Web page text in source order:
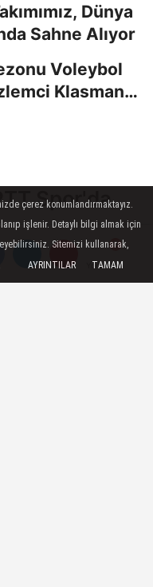
Yorumlar
Dünya
Sahne Alıyor
Voleybol
Klasman
Spor'da
PTT
Fırıncıoğlu’nu
Yorumlar
çerez konumlandırmaktayız.
işlenir. Detaylı bilgi almak için
Sitemizi kullanarak,
AYRINTILAR TAMAM